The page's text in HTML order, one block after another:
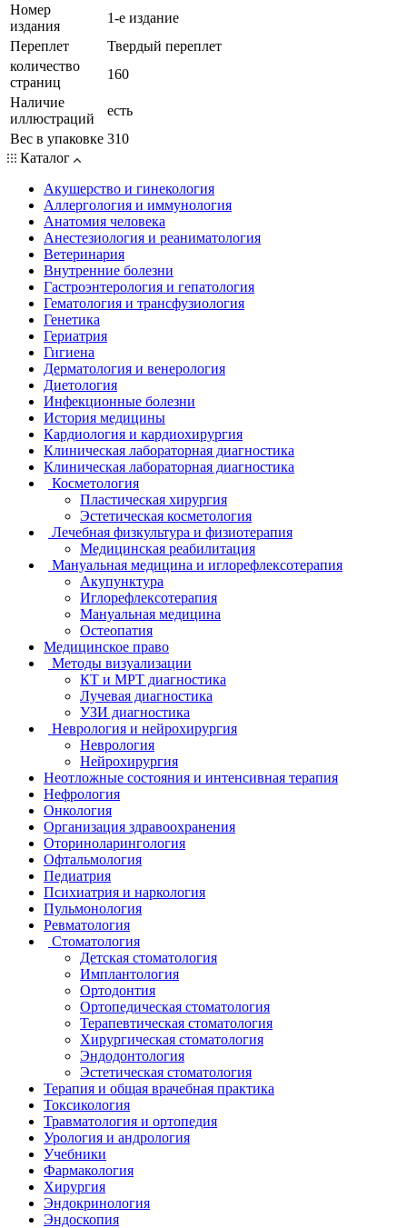
Номер
издания
1-е издание
Переплет
Твердый переплет
количество
страниц
160
Наличие
иллюстраций
есть
Вес в упаковке 310
Каталог
Акушерство и гинекология
Аллергология и иммунология
Анатомия человека
Анестезиология и реаниматология
Ветеринария
Внутренние болезни
Гастроэнтерология и гепатология
Гематология и трансфузиология
Генетика
Гериатрия
Гигиена
Дерматология и венерология
Диетология
Инфекционные болезни
История медицины
Кардиология и кардиохирургия
Клиническая лабораторная диагностика
Клиническая лабораторная диагностика
Косметология
Пластическая хирургия
Эстетическая косметология
Лечебная физкультура и физиотерапия
Медицинская реабилитация
Мануальная медицина и иглорефлексотерапия
Акупунктура
Иглорефлексотерапия
Мануальная медицина
Остеопатия
Медицинское право
Методы визуализации
КТ и МРТ диагностика
Лучевая диагностика
УЗИ диагностика
Неврология и нейрохирургия
Неврология
Нейрохирургия
Неотложные состояния и интенсивная терапия
Нефрология
Онкология
Организация здравоохранения
Оториноларингология
Офтальмология
Педиатрия
Психиатрия и наркология
Пульмонология
Ревматология
Стоматология
Детская стоматология
Имплантология
Ортодонтия
Ортопедическая стоматология
Терапевтическая стоматология
Хирургическая стоматология
Эндодонтология
Эстетическая стоматология
Терапия и общая врачебная практика
Токсикология
Травматология и ортопедия
Урология и андрология
Учебники
Фармакология
Хирургия
Эндокринология
Эндоскопия